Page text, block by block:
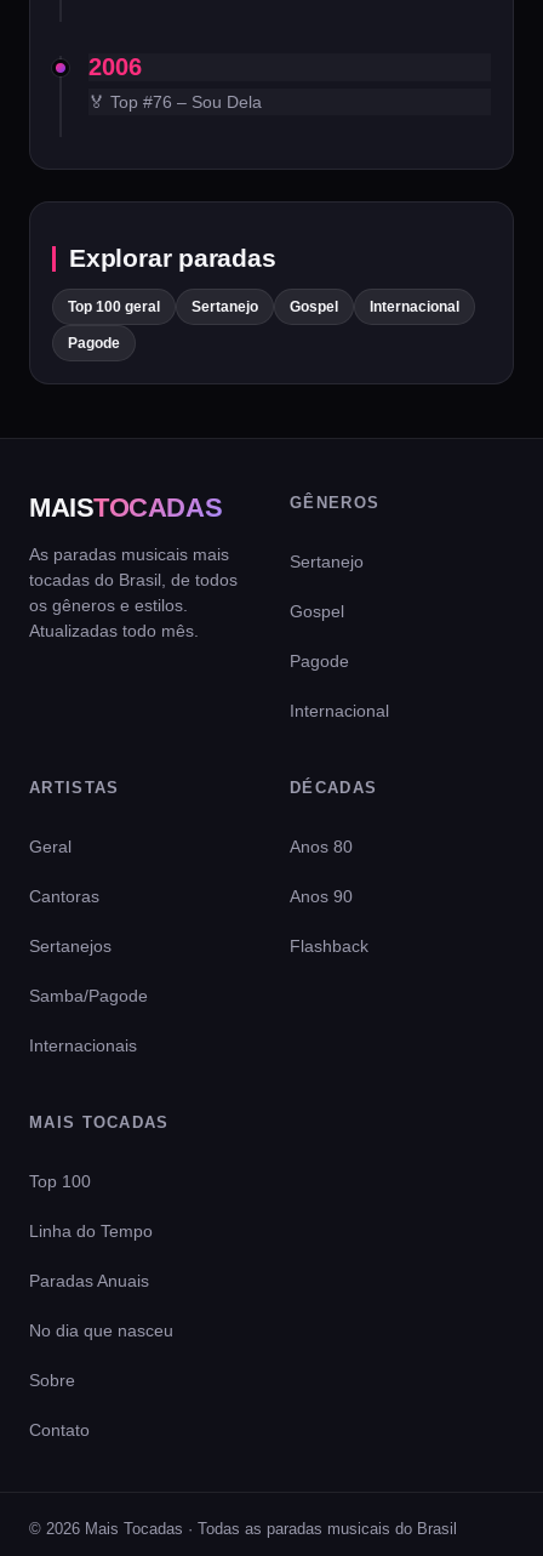
2006
🏅 Top #76 – Sou Dela
Explorar paradas
Top 100 geral Sertanejo Gospel Internacional
Pagode
MAISTOCADAS
As paradas musicais mais
tocadas do Brasil, de todos
os gêneros e estilos.
Atualizadas todo mês.
GÊNEROS
Sertanejo
Gospel
Pagode
Internacional
ARTISTAS
Geral
Cantoras
Sertanejos
Samba/Pagode
Internacionais
DÉCADAS
Anos 80
Anos 90
Flashback
MAIS TOCADAS
Top 100
Linha do Tempo
Paradas Anuais
No dia que nasceu
Sobre
Contato
© 2026 Mais Tocadas · Todas as paradas musicais do Brasil